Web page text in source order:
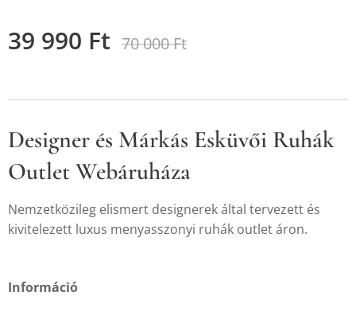
39 990 Ft 70 000Ft
Designer és Márkás Esküvői Ruhák
Outlet Webáruháza
Nemzetközileg elismert designerek által tervezett és
kivitelezett luxus menyasszonyi ruhák outlet áron.
Információ